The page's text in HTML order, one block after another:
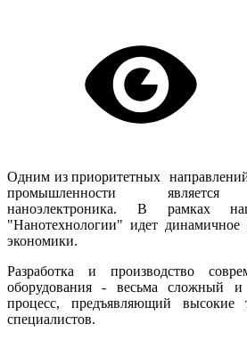
Одним из приоритетных
промышленности является
наноэлектроника. В рамках
"Нанотехнологии" идет динамичное
экономики.
Разработка и производство
оборудования - весьма сложный и
процесс, предъявляющий высокие
специалистов.